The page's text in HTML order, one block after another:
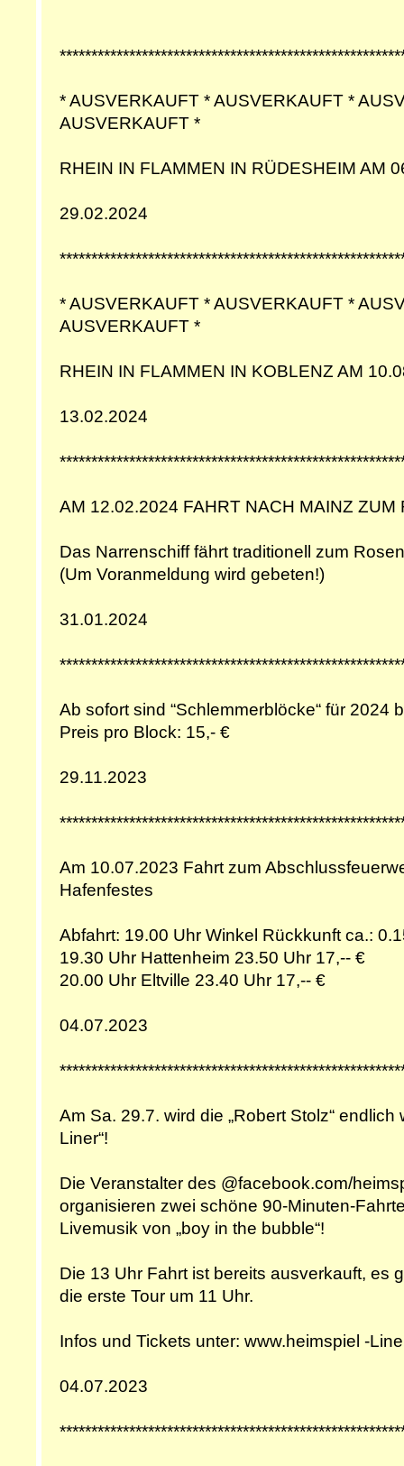
* AUSVERKAUFT * AUSVERKAUFT *
AUSVERKAUFT *
RHEIN IN FLAMMEN IN RÜDESHEIM AM
29.02.2024
* AUSVERKAUFT * AUSVERKAUFT *
AUSVERKAUFT *
RHEIN IN FLAMMEN IN KOBLENZ AM
13.02.2024
AM 12.02.2024 FAHRT NACH MAINZ ZUM
Das Narrenschiff fährt traditionell zum
(Um Voranmeldung wird gebeten!)
31.01.2024
Ab sofort sind “Schlemmerblöcke“ für 2024
Preis pro Block: 15,- €
29.11.2023
Am 10.07.2023 Fahrt zum
Hafenfestes
Abfahrt: 19.00 Uhr Winkel Rückkunft ca.:
19.30 Uhr Hattenheim 23.50 Uhr 17,-- €
20.00 Uhr Eltville 23.40 Uhr 17,-- €
04.07.2023
Am Sa. 29.7. wird die „Robert Stolz“ endlich
Liner“!
Die Veranstalter des @facebook.com/
organisieren zwei schöne 90-Minuten-
Livemusik von „boy in the bubble“!
Die 13 Uhr Fahrt ist bereits ausverkauft, es
die erste Tour um 11 Uhr.
Infos und Tickets unter: www.heimspiel -
04.07.2023